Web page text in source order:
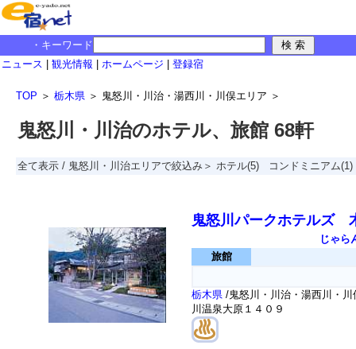
・キーワード
ニュース
観光情報 ホームページ 登録宿
TOP ＞ 栃木県 ＞ 鬼怒川・川治・湯西川・川俣エリア ＞
鬼怒川・川治のホテル、旅館 68軒
全て表示 / 鬼怒川・川治エリアで絞込み＞ ホテル(5) コンドミニアム(1)
鬼怒川パークホテルズ
じゃら
旅館
栃木県 /鬼怒川・川治・湯西川・
川温泉大原１４０９